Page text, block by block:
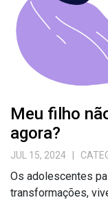
Meu filho
agora?
JUL 15, 2024 |
Os adolescentes
transformações,